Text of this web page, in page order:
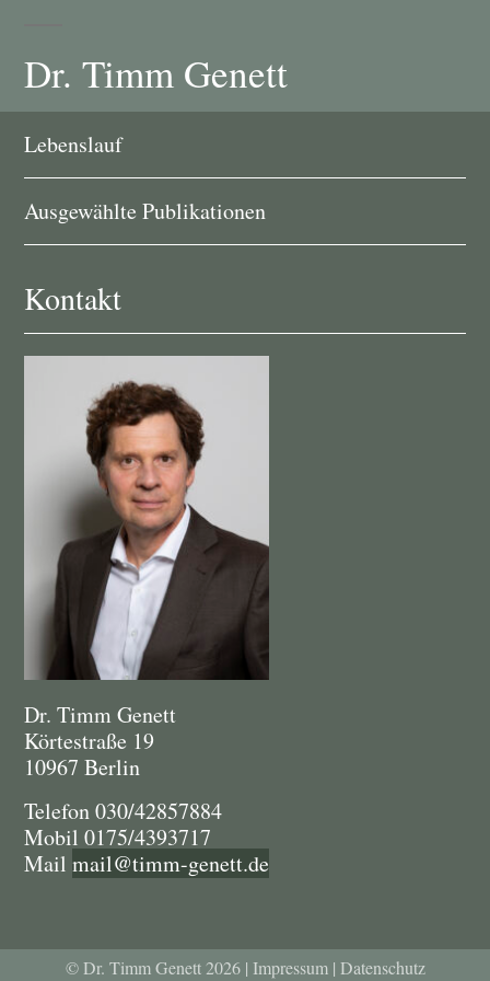
Dr. Timm Genett
to
content
Kontakt
Lebenslauf
Ausgewählte Publikationen
Dr. Timm Genett
Körtestraße 19
10967 Berlin
Telefon 030/42857884
Mobil 0175/4393717
Mailmail@timm-genett.de
© Dr. Timm Genett 2026| Impressum| Datenschutz